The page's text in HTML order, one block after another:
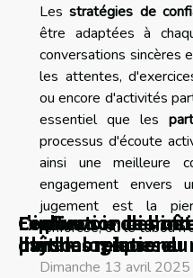
Lesstratégies de
être adaptées à
conversations sincères
les attentes,
ou encore d'activités
essentiel que les
processus d'écoute
ainsi une meilleure
engagement envers
jugement est la
renforcée, où le tabou
Dimanche 13 avril
Confier son bien-
métamorphose ou
Exploration des
psychologiques
L'influence de
libido
Le pouvoir de
dans les relations